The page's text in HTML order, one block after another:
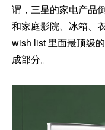
谓，三星的家电产品
和家庭影院、冰箱、
wish list 里面最顶级
成部分。